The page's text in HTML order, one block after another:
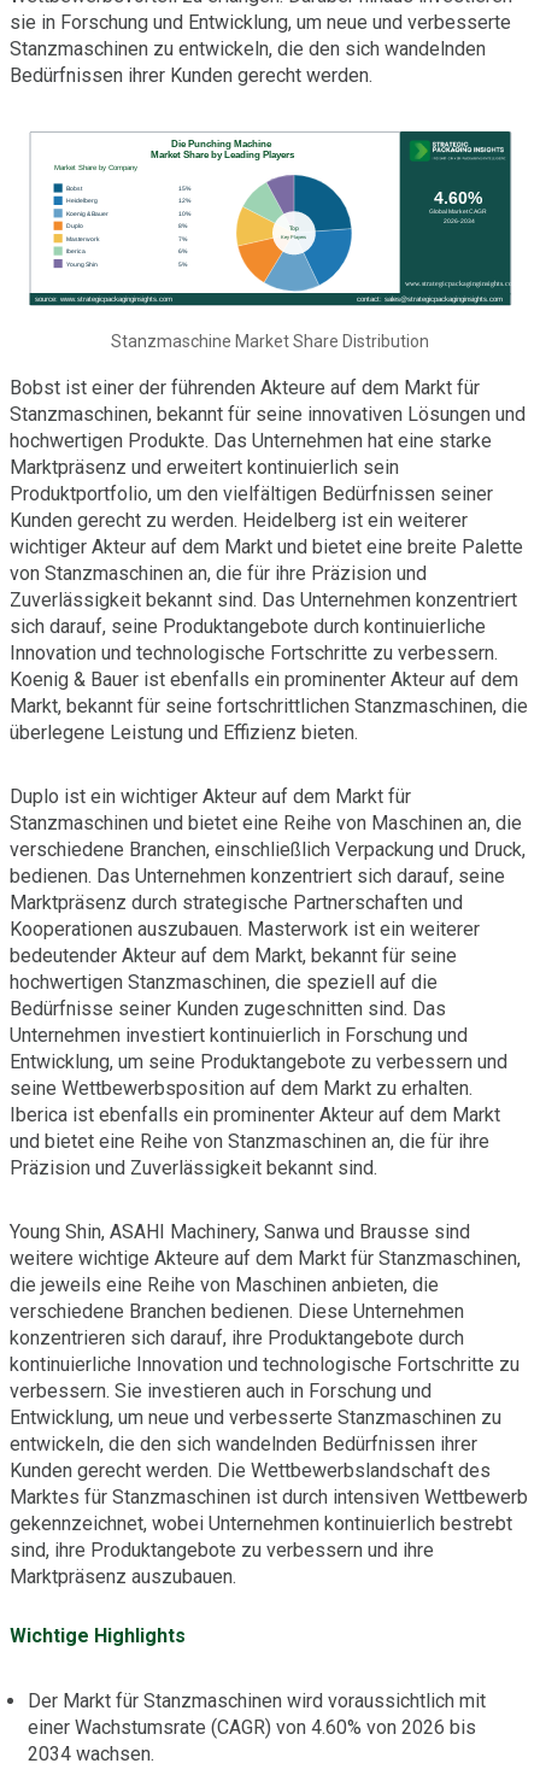
sie in Forschung und Entwicklung, um neue und verbesserte
Stanzmaschinen zu entwickeln, die den sich wandelnden
Bedürfnissen ihrer Kunden gerecht werden.
Stanzmaschine Market Share Distribution
Bobst ist einer der führenden Akteure auf dem Markt für
Stanzmaschinen, bekannt für seine innovativen Lösungen und
hochwertigen Produkte. Das Unternehmen hat eine starke
Marktpräsenz und erweitert kontinuierlich sein
Produktportfolio, um den vielfältigen Bedürfnissen seiner
Kunden gerecht zu werden. Heidelberg ist ein weiterer
wichtiger Akteur auf dem Markt und bietet eine breite Palette
von Stanzmaschinen an, die für ihre Präzision und
Zuverlässigkeit bekannt sind. Das Unternehmen konzentriert
sich darauf, seine Produktangebote durch kontinuierliche
Innovation und technologische Fortschritte zu verbessern.
Koenig & Bauer ist ebenfalls ein prominenter Akteur auf dem
Markt, bekannt für seine fortschrittlichen Stanzmaschinen, die
überlegene Leistung und Effizienz bieten.
Duplo ist ein wichtiger Akteur auf dem Markt für
Stanzmaschinen und bietet eine Reihe von Maschinen an, die
verschiedene Branchen, einschließlich Verpackung und Druck,
bedienen. Das Unternehmen konzentriert sich darauf, seine
Marktpräsenz durch strategische Partnerschaften und
Kooperationen auszubauen. Masterwork ist ein weiterer
bedeutender Akteur auf dem Markt, bekannt für seine
hochwertigen Stanzmaschinen, die speziell auf die
Bedürfnisse seiner Kunden zugeschnitten sind. Das
Unternehmen investiert kontinuierlich in Forschung und
Entwicklung, um seine Produktangebote zu verbessern und
seine Wettbewerbsposition auf dem Markt zu erhalten.
Iberica ist ebenfalls ein prominenter Akteur auf dem Markt
und bietet eine Reihe von Stanzmaschinen an, die für ihre
Präzision und Zuverlässigkeit bekannt sind.
Young Shin, ASAHI Machinery, Sanwa und Brausse sind
weitere wichtige Akteure auf dem Markt für Stanzmaschinen,
die jeweils eine Reihe von Maschinen anbieten, die
verschiedene Branchen bedienen. Diese Unternehmen
konzentrieren sich darauf, ihre Produktangebote durch
kontinuierliche Innovation und technologische Fortschritte zu
verbessern. Sie investieren auch in Forschung und
Entwicklung, um neue und verbesserte Stanzmaschinen zu
entwickeln, die den sich wandelnden Bedürfnissen ihrer
Kunden gerecht werden. Die Wettbewerbslandschaft des
Marktes für Stanzmaschinen ist durch intensiven Wettbewerb
gekennzeichnet, wobei Unternehmen kontinuierlich bestrebt
sind, ihre Produktangebote zu verbessern und ihre
Marktpräsenz auszubauen.
Wichtige Highlights
Der Markt für Stanzmaschinen wird voraussichtlich mit
einer Wachstumsrate (CAGR) von 4.60% von 2026 bis
2034 wachsen.